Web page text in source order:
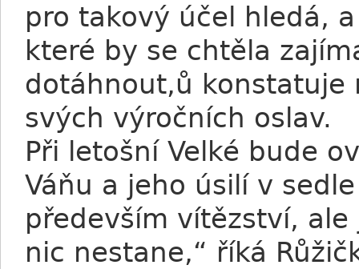
pro takový účel hledá,
které by se chtěla
dotáhnout,ů
svých výročních oslav.
Při letošní Velké bude
Váňu a jeho úsilí v
především vítězství,
nic nestane,“ říká